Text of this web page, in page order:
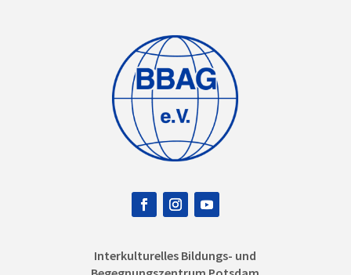
Interkulturelles Bildungs- und